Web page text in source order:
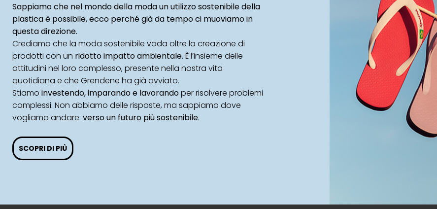
Sappiamo che nel mondo della moda un utilizzo sostenibile della
plastica è possibile, ecco perché già da tempo ci muoviamo in
questa direzione.
Crediamo che la moda sostenibile vada oltre la creazione di
prodotti con un ridotto impatto ambientale. È l’insieme delle
attitudini nel loro complesso, presente nella nostra vita
quotidiana e che Grendene ha già avviato.
Stiamo investendo, imparando e lavorandoper risolvere problemi
complessi. Non abbiamo delle risposte, ma sappiamo dove
vogliamo andare: verso un futuro più sostenibile.
SCOPRI DI PIÙ